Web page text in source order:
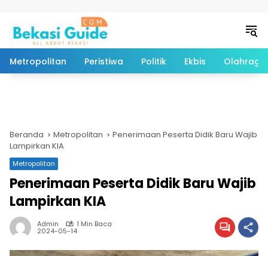
Metropolitan Peristiwa Politik Ekbis Olahraga
Beranda Metropolitan
Penerimaan Peserta Didik Baru Wajib
Lampirkan KIA
Metropolitan
Penerimaan Peserta Didik Baru Wajib
Lampirkan KIA
Admin 1 Min Baca
2024-05-14